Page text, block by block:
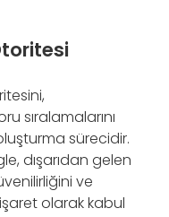
sıralamalarını
sürecidir.
dışarıdan gelen
ve
olarak kabul